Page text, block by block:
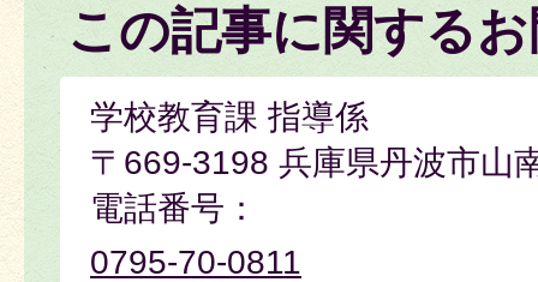
この記事に関する
学校教育課 指導係
〒669-3198 兵庫県丹波市山
電話番号：
0795-70-0811